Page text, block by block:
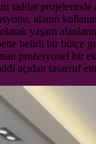
tadilat
alanın
yaşam
belirli bir bütçe
profesyonel bir
açıdan tasarruf